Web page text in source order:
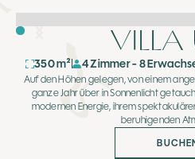
VILLA
350 m² 4 Zimmer - 8
Auf den Höhen gelegen, von einem
ganze Jahr über in Sonnenlicht
modernen Energie, ihrem
beruhigenden